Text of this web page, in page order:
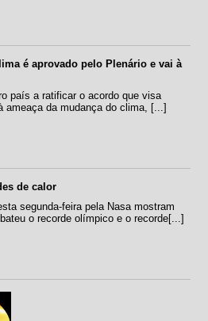
é aprovado pelo Plenário e vai à
país a ratificar o acordo que visa
ameaça da mudança do clima, [...]
de calor
segunda-feira pela Nasa mostram
o recorde olímpico e o recorde[...]